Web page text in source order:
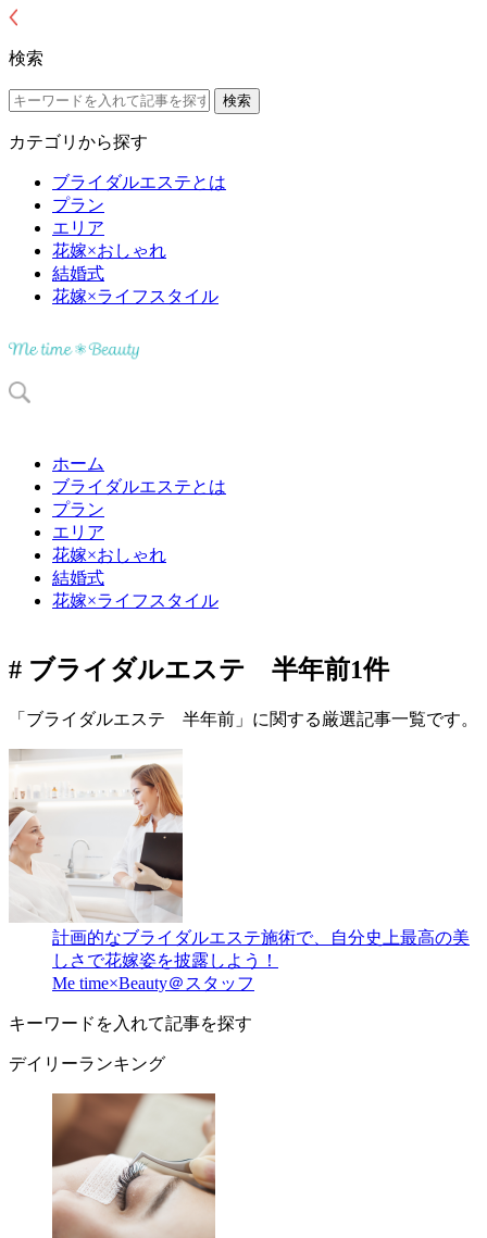
検索
カテゴリから探す
ブライダルエステとは
プラン
エリア
花嫁×おしゃれ
結婚式
花嫁×ライフスタイル
ホーム
ブライダルエステとは
プラン
エリア
花嫁×おしゃれ
結婚式
花嫁×ライフスタイル
# ブライダルエステ 半年前1件
「ブライダルエステ 半年前」に関する厳選記事一覧です。
計画的なブライダルエステ施術で、自分史上最高の美
しさで花嫁姿を披露しよう！
Me time×Beauty＠スタッフ
キーワードを入れて記事を探す
デイリーランキング